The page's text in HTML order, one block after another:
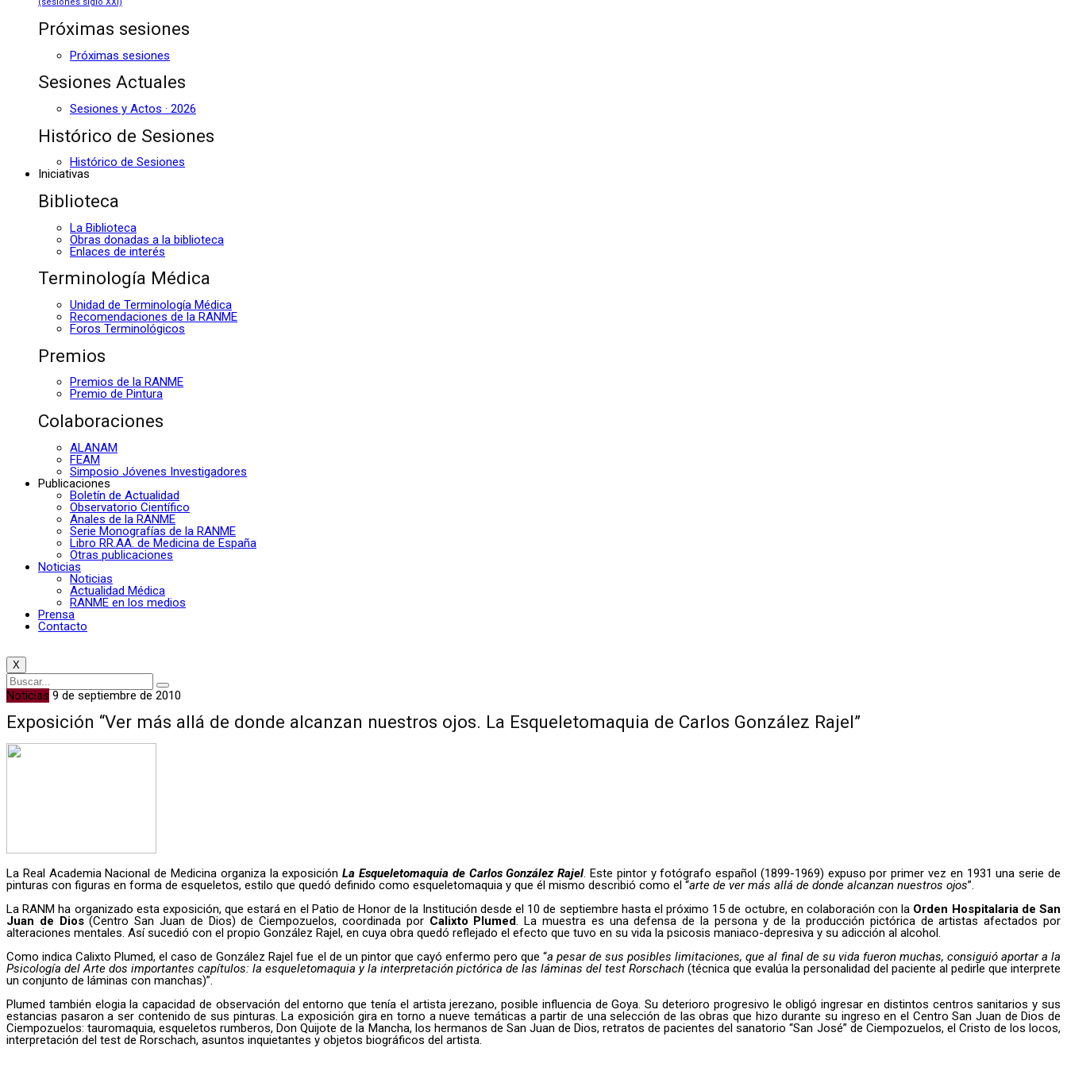
(sesiones siglo XXI)
Próximas sesiones
Próximas sesiones
Sesiones Actuales
Sesiones y Actos · 2026
Histórico de Sesiones
Histórico de Sesiones
Iniciativas
Biblioteca
La Biblioteca
Obras donadas a la biblioteca
Enlaces de interés
Terminología Médica
Unidad de Terminología Médica
Recomendaciones de la RANME
Foros Terminológicos
Premios
Premios de la RANME
Premio de Pintura
Colaboraciones
ALANAM
FEAM
Simposio Jóvenes Investigadores
Publicaciones
Boletín de Actualidad
Observatorio Científico
Anales de la RANME
Serie Monografías de la RANME
Libro RR.AA. de Medicina de España
Otras publicaciones
Noticias
Noticias
Actualidad Médica
RANME en los medios
Prensa
Contacto
X
Noticias 9 de septiembre de 2010
Exposición “Ver más allá de donde alcanzan nuestros ojos. La Esqueletomaquia de Carlos González Rajel”
La Real Academia Nacional de Medicina organiza la exposiciónLa Esqueletomaquiade Carlos González Rajel. Este pintor y fotógrafo español (1899-1969) expuso por primer vez en 1931 una serie de
pinturas con figuras en forma de esqueletos, estilo que quedó definido como esqueletomaquia y que él mismo describió como el “arte de ver más allá de donde alcanzan nuestros ojos”.
La RANM ha organizado esta exposición, que estará en el Patio de Honor de la Institución desde el 10 de septiembre hasta el próximo 15 de octubre, en colaboración con la Orden Hospitalariade San
Juan de Dios(Centro San Juan de Dios) de Ciempozuelos, coordinada por Calixto Plumed. La muestra es una defensa de la persona y de la producción pictórica de artistas afectados por
alteraciones mentales. Así sucedió con el propio González Rajel, en cuya obra quedó reflejado el efecto que tuvo en su vida la psicosis maniaco-depresiva y su adicción al alcohol.
Como indica Calixto Plumed, el caso de González Rajel fue el de un pintor que cayó enfermo pero que “a pesar de sus posibles limitaciones, que al final de su vida fueron muchas, consiguió aportar a la
Psicología del Arte dos importantes capítulos: la esqueletomaquia y la interpretación pictórica de las láminas del test Rorschach (técnica que evalúa la personalidad del paciente al pedirle que interprete
un conjunto de láminas con manchas)”.
Plumed también elogia la capacidad de observación del entorno que tenía el artista jerezano, posible influencia de Goya. Su deterioro progresivo le obligó ingresar en distintos centros sanitarios y sus
estancias pasaron a ser contenido de sus pinturas. La exposición gira en torno a nueve temáticas a partir de una selección de las obras que hizo durante su ingreso en el Centro San Juan de Dios de
Ciempozuelos: tauromaquia, esqueletos rumberos, Don Quijote de la Mancha, los hermanos de San Juan de Dios, retratos de pacientes del sanatorio “San José” de Ciempozuelos, el Cristo de los locos,
interpretación del test de Rorschach, asuntos inquietantes y objetos biográficos del artista.